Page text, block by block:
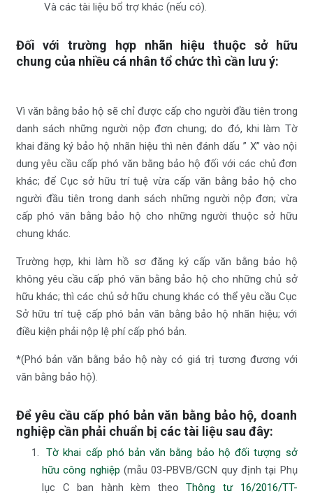
Và các tài liệu bổ trợ khác (nếu có).
Đối với trường hợp nhãn hiệu thuộc sở hữu
chung của nhiều cá nhân tổ chức thì cần lưu ý:
Vì văn bằng bảo hộ sẽ chỉ được cấp cho người đầu tiên trong
danh sách những người nộp đơn chung; do đó, khi làm Tờ
khai đăng ký bảo hộ nhãn hiệu thì nên đánh dấu ” X” vào nội
dung yêu cầu cấp phó văn bằng bảo hộ đối với các chủ đơn
khác; để Cục sở hữu trí tuệ vừa cấp văn bằng bảo hộ cho
người đầu tiên trong danh sách những người nộp đơn; vừa
cấp phó văn bằng bảo hộ cho những người thuộc sở hữu
chung khác.
Trường hợp, khi làm hồ sơ đăng ký cấp văn bằng bảo hộ
không yêu cầu cấp phó văn bằng bảo hộ cho những chủ sở
hữu khác; thì các chủ sở hữu chung khác có thể yêu cầu Cục
Sở hữu trí tuệ cấp phó bản văn bằng bảo hộ nhãn hiệu; với
điều kiện phải nộp lệ phí cấp phó bản.
*(Phó bản văn bằng bảo hộ này có giá trị tương đương với
văn bằng bảo hộ).
Để yêu cầu cấp phó bản văn bằng bảo hộ, doanh
nghiệp cần phải chuẩn bị các tài liệu sau đây:
Tờ khai cấp phó bản văn bằng bảo hộ đối tượng sở
hữu công nghiệp (mẫu 03-PBVB/GCN quy định tại Phụ
lục C ban hành kèm theoThông tư 16/2016/TT-